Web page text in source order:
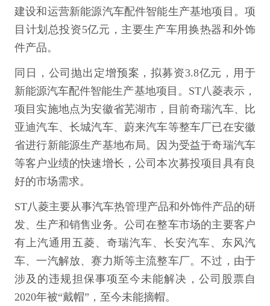
建设和运营新能源汽车配件智能生产基地项目。项
目计划总投资5亿元，主要生产车用换热器和外饰
件产品。
同日，公司抛出定增预案，拟募资3.8亿元，用于
新能源汽车配件智能生产基地项目。ST八菱表示，
项目实施地点为安徽省芜湖市，目前奇瑞汽车、比
亚迪汽车、长城汽车、蔚来汽车等整车厂已在安徽
省进行新能源生产基地布局。因为受益于奇瑞汽车
等客户业绩的快速增长，公司本次募投项目具有良
好的市场需求。
ST八菱主要从事汽车热管理产品和外饰件产品的研
发、生产和销售业务。公司在整车市场的主要客户
有上汽通用五菱、奇瑞汽车、长安汽车、东风汽
车、一汽解放、赛力斯等主流整车厂。不过，由于
涉及的违规担保事项至今未能解决，公司股票自
2020年被“戴帽”，至今未能摘帽。